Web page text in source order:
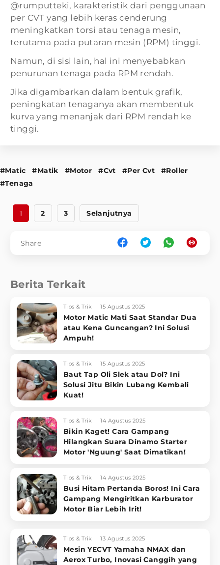
@rumputteki, karakteristik dari penggunaan
per CVT yang lebih keras cenderung
meningkatkan torsi atau tenaga mesin,
terutama pada putaran mesin (RPM) tinggi.
Namun, di sisi lain, hal ini menyebabkan
penurunan tenaga pada RPM rendah.
Jika digambarkan dalam bentuk grafik,
peningkatan tenaganya akan membentuk
kurva yang menanjak dari RPM rendah ke
tinggi.
#Matic #Matik #Motor #Cvt #Per Cvt
#Roller
#Tenaga
1 2 3 Selanjutnya
Share
Berita Terkait
Tips & Trik 15 Agustus 2025
Motor Matic Mati Saat Standar Dua
atau Kena Guncangan? Ini Solusi
Ampuh!
Tips & Trik 15 Agustus 2025
Baut Tap Oli Slek atau Dol? Ini
Solusi Jitu Bikin Lubang Kembali
Kuat!
Tips & Trik 14 Agustus 2025
Bikin Kaget! Cara Gampang
Hilangkan Suara Dinamo Starter
Motor 'Nguung' Saat Dimatikan!
Tips & Trik 14 Agustus 2025
Busi Hitam Pertanda Boros! Ini Cara
Gampang Mengiritkan Karburator
Motor Biar Lebih Irit!
Tips & Trik 13 Agustus 2025
Mesin YECVT Yamaha NMAX dan
Aerox Turbo, Inovasi Canggih yang